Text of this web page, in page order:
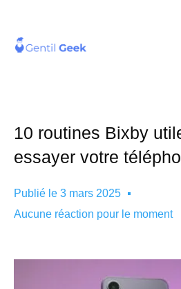
10 routines Bixby
essayer votre
Publié le 3 mars 2025
Aucune réaction pour le moment